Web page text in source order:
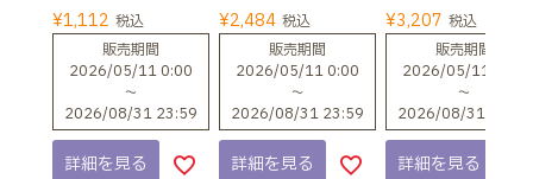
¥1,112 税込
販売期間
2026/05/11 0:00
〜
2026/08/31 23:59
詳細を見る
¥2,484 税込
販売期間
2026/05/11 0:00
〜
2026/08/31 23:59
詳細を見る
¥3,207 税込
販売期間
2026/05/11 0:00
〜
2026/08/31 23:59
詳細を見る